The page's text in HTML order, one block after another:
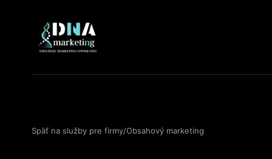
Späť na služby pre firmy/Obsahový marketing